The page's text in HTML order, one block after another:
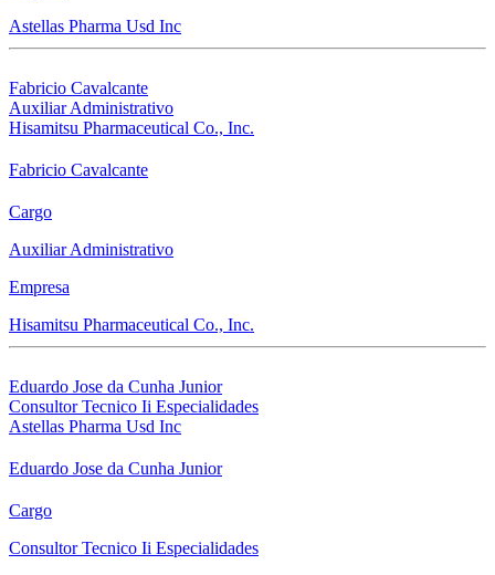
Astellas Pharma Usd Inc
Fabricio Cavalcante
Auxiliar Administrativo
Hisamitsu Pharmaceutical Co., Inc.
Fabricio Cavalcante
Cargo
Auxiliar Administrativo
Empresa
Hisamitsu Pharmaceutical Co., Inc.
Eduardo Jose da Cunha Junior
Consultor Tecnico Ii Especialidades
Astellas Pharma Usd Inc
Eduardo Jose da Cunha Junior
Cargo
Consultor Tecnico Ii Especialidades